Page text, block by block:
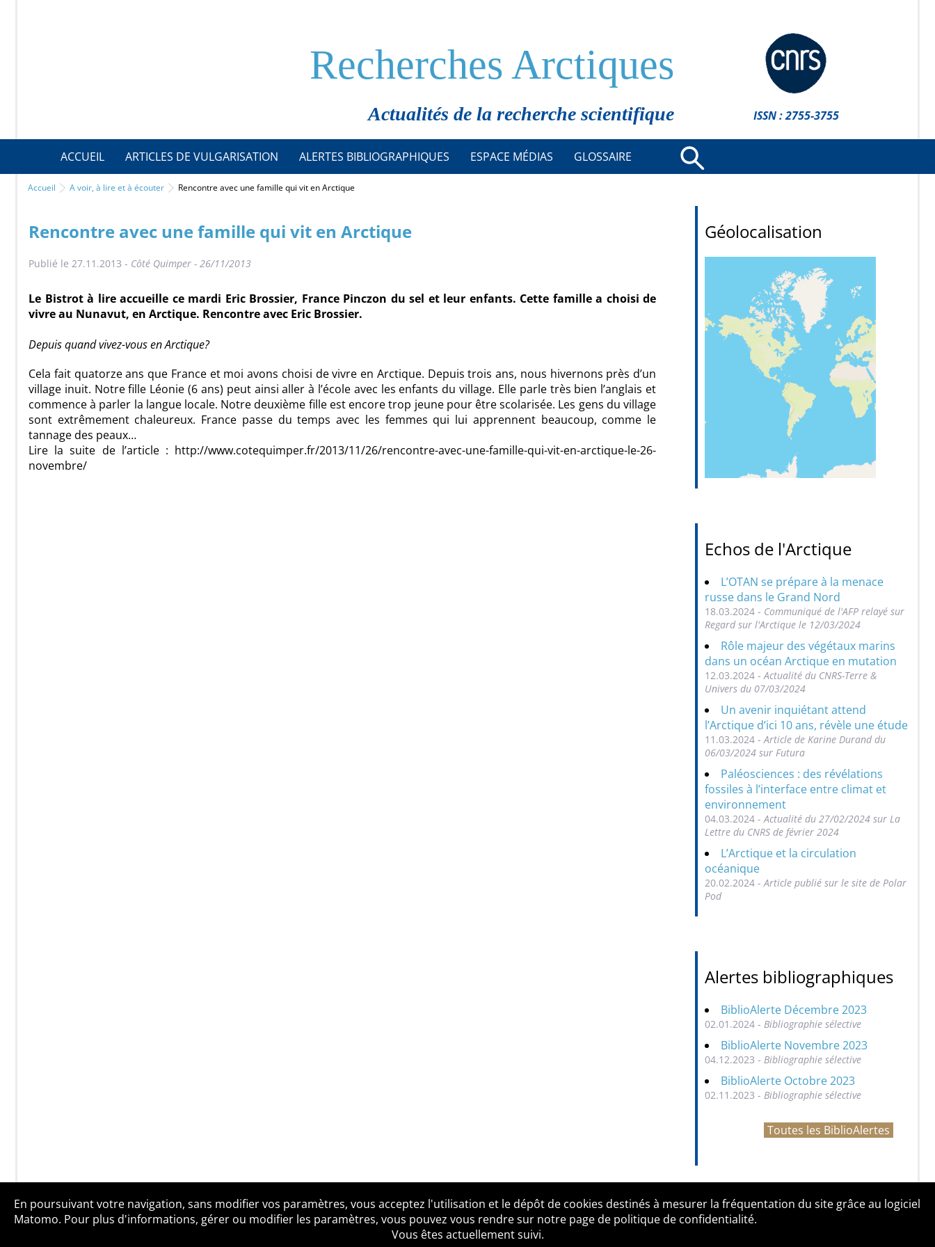
Recherches Arctiques
Actualités de la recherche scientifique ISSN : 2755-3755
ACCUEIL ARTICLES DE VULGARISATION ALERTES BIBLIOGRAPHIQUES ESPACE MÉDIAS GLOSSAIRE
Accueil A voir, à lire et à écouter Rencontre avec une famille qui vit en Arctique
Rencontre avec une famille qui vit en Arctique
Publié le 27.11.2013 - Côté Quimper - 26/11/2013
Le Bistrot à lire accueille ce mardi Eric Brossier, France Pinczon du sel et leur enfants. Cette famille a choisi de
vivre au Nunavut, en Arctique. Rencontre avec Eric Brossier.
Depuis quand vivez-vous en Arctique?
Cela fait quatorze ans que France et moi avons choisi de vivre en Arctique. Depuis trois ans, nous hivernons près d’un
village inuit. Notre fille Léonie (6 ans) peut ainsi aller à l’école avec les enfants du village. Elle parle très bien l’anglais et
commence à parler la langue locale. Notre deuxième fille est encore trop jeune pour être scolarisée. Les gens du village
sont extrêmement chaleureux. France passe du temps avec les femmes qui lui apprennent beaucoup, comme le
tannage des peaux…
Lire la suite de l’article : http://www.cotequimper.fr/2013/11/26/rencontre-avec-une-famille-qui-vit-en-arctique-le-26-
novembre/
Géolocalisation
Echos de l'Arctique
L’OTAN se prépare à la menace
russe dans le Grand Nord
18.03.2024 - Communiqué de l'AFP relayé sur
Regard sur l'Arctique le 12/03/2024
Rôle majeur des végétaux marins
dans un océan Arctique en mutation
12.03.2024 - Actualité du CNRS-Terre &
Univers du 07/03/2024
Un avenir inquiétant attend
l’Arctique d’ici 10 ans, révèle une étude
11.03.2024 - Article de Karine Durand du
06/03/2024 sur Futura
Paléosciences : des révélations
fossiles à l’interface entre climat et
environnement
04.03.2024 - Actualité du 27/02/2024 sur La
Lettre du CNRS de février 2024
L’Arctique et la circulation
océanique
20.02.2024 - Article publié sur le site de Polar
Pod
Alertes bibliographiques
BiblioAlerte Décembre 2023
02.01.2024 - Bibliographie sélective
BiblioAlerte Novembre 2023
04.12.2023 - Bibliographie sélective
BiblioAlerte Octobre 2023
02.11.2023 - Bibliographie sélective
Toutes les BiblioAlertes
Qui sommes-nous ? Mentions légales Accessibilité Politique de confidentialité Contact
En poursuivant votre navigation, sans modifier vos paramètres, vous acceptez l'utilisation et le dépôt de cookies destinés à mesurer la fréquentation du site grâce au logiciel
Matomo. Pour plus d'informations, gérer ou modifier les paramètres, vous pouvez vous rendre sur notre page de politique de confidentialité.
Vous êtes actuellement suivi.